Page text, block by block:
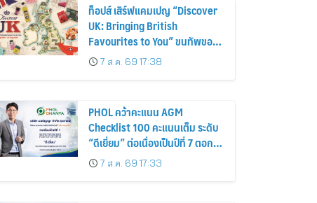
ท็อปส์ เสิร์ฟแคมเปญ “Discover
UK: Bringing British
Favourites to You” ขนทัพของ
อร่อยและไอเท็มฮิตจากสหราช
อาณาจักร ส่งตรงถึงมือตั้งแต่วัน
7 ส.ค. 69 17:38
PHOL คว้าคะแนน AGM
Checklist 100 คะแนนเต็ม ระดับ
“ดีเยี่ยม” ต่อเนื่องเป็นปีที่ 7 ตอกย้ำ
การดำเนินธุรกิจตามหลักธรรมาภิ
บาล โปร่งใส สร้างความเชื่อมั่นผู้
7 ส.ค. 69 17:33